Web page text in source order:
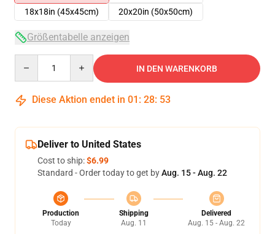
18x18in (45x45cm)
20x20in (50x50cm)
Größentabelle anzeigen
IN DEN WARENKORB
Diese Aktion endet in 01 : 28: 52
Deliver to United States
Cost to ship:$6.99
Standard - Order today to get byAug. 15 - Aug. 22
Production
Today
Shipping
Aug. 11
Delivered
Aug. 15 - Aug. 22